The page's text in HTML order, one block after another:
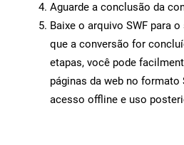
Aguarde a conclusão da
Baixe o arquivo SWF para
que a conversão for
etapas, você pode
páginas da web no formato
acesso offline e uso